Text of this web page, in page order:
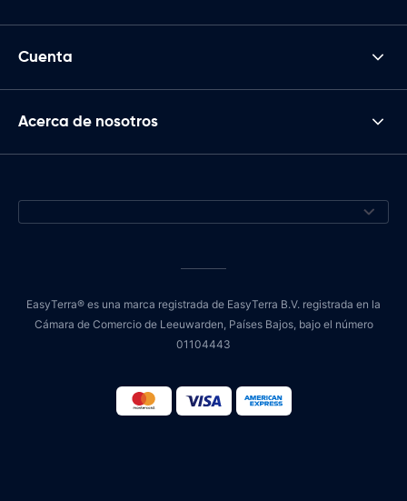
Cuenta
Acerca de nosotros
EasyTerra® es una marca registrada de EasyTerra B.V. registrada en la
Cámara de Comercio de Leeuwarden, Países Bajos, bajo el número
01104443